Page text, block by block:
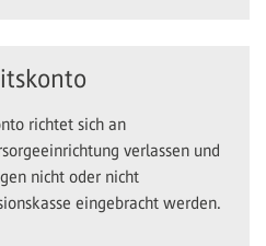
richtet sich an
verlassen und
nicht oder nicht
eingebracht werden.